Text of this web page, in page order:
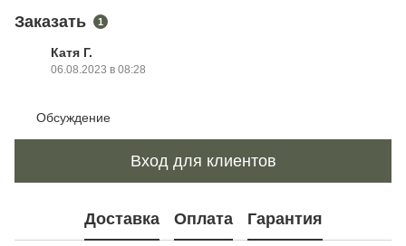
Заказать 1
Катя Г.
06.08.2023 в 08:28
Обсуждение
Вход для клиентов
Доставка Оплата Гарантия